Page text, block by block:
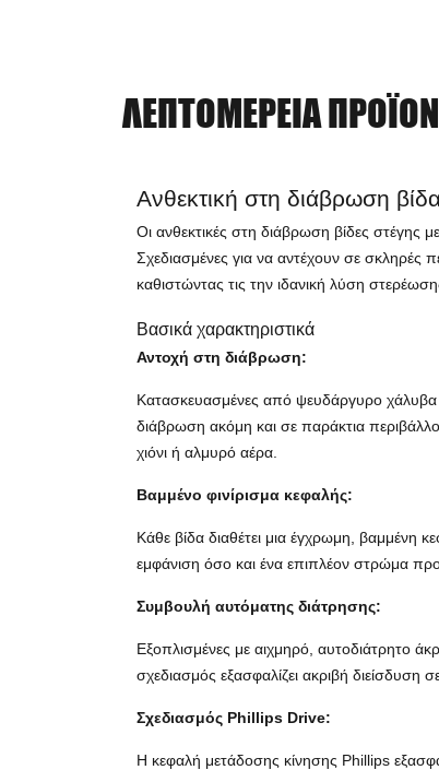
ΛΕΠΤΟΜΈΡΕΙΑ
Ανθεκτική στη διάβρωση
Οι ανθεκτικές στη διάβρωση βίδες στέγης
Σχεδιασμένες για να αντέχουν σε σκληρές
καθιστώντας τις την ιδανική λύση
Βασικά χαρακτηριστικά
Αντοχή στη διάβρωση:
Κατασκευασμένες από ψευδάργυρο χάλυβα
διάβρωση ακόμη και σε παράκτια
χιόνι ή αλμυρό αέρα.
Βαμμένο φινίρισμα κεφαλής:
Κάθε βίδα διαθέτει μια έγχρωμη, βαμμένη
εμφάνιση όσο και ένα επιπλέον στρώμα
Συμβουλή αυτόματης διάτρησης:
Εξοπλισμένες με αιχμηρό, αυτοδιάτρητο
σχεδιασμός εξασφαλίζει ακριβή
Σχεδιασμός Phillips Drive:
Η κεφαλή μετάδοσης κίνησης Phillips